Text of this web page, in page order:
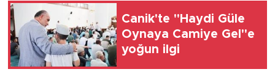
Canik'te "Haydi Güle
Oynaya Camiye Gel"e
yoğun ilgi